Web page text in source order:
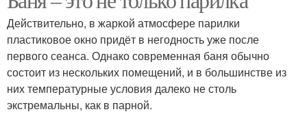
Действительно, в жаркой атмосфере парилки
пластиковое окно придёт в негодность уже после
первого сеанса. Однако современная баня обычно
состоит из нескольких помещений, и в большинстве из
них температурные условия далеко не столь
экстремальны, как в парной.